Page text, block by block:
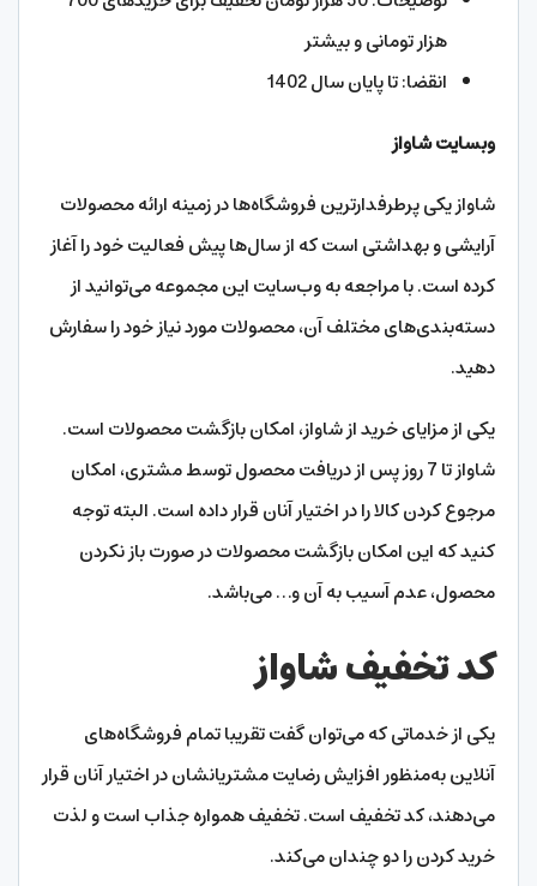
هزار تومانی و بیشتر
انقضا: تا پایان سال 1402
وبسایت شاواز
شاواز یکی پرطرفدارترین فروشگاه‌ها در زمینه ارائه محصولات
آرایشی و بهداشتی است که از سال‌ها پیش فعالیت خود را آغاز
کرده است. با مراجعه به وب‌سایت این مجموعه می‌توانید از
دسته‌بندی‌های مختلف آن، محصولات مورد نیاز خود را سفارش
دهید.
یکی از مزایای خرید از شاواز، امکان بازگشت محصولات است.
شاواز تا 7 روز پس از دریافت محصول توسط مشتری، امکان
مرجوع کردن کالا را در اختیار آنان قرار داده است. البته توجه
کنید که این امکان بازگشت محصولات در صورت باز نکردن
محصول، عدم آسیب به آن و… می‌باشد.
کد تخفیف شاواز
یکی از خدماتی که می‌توان گفت تقریبا تمام فروشگاه‌های
آنلاین به‌منظور افزایش رضایت مشتریانشان در اختیار آنان قرار
می‌دهند، کد تخفیف است. تخفیف همواره جذاب است و لذت
خرید کردن را دو چندان می‌کند.